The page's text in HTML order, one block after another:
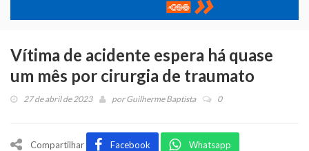
Vítima de acidente espera há quase
um mês por cirurgia de traumato
27 de abril de 2023 porGuilherme Baptista 0
Compartilhar Facebook Whatsapp